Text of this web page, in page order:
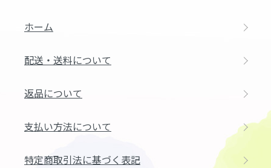
ホーム
配送・送料について
返品について
支払い方法について
特定商取引法に基づく表記